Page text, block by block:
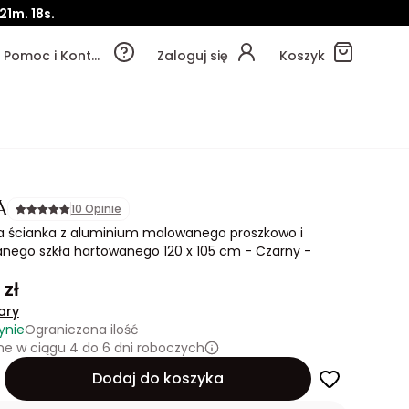
16s.
Pomoc i Kontakt Zaloguj się Koszyk
10 Opinie
ścianka z aluminium malowanego proszkowo i
szkła hartowanego 120 x 105 cm - Czarny -
Ograniczona ilość
w ciągu 4 do 6 dni roboczych
Dodaj do koszyka